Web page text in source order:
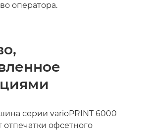
оператора.
серии varioPRINT 6000
отпечатки офсетного